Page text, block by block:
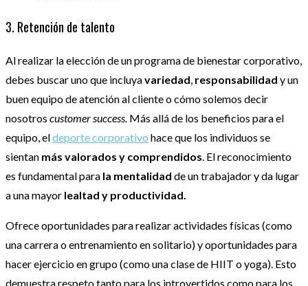
3. Retención de talento
Al realizar la elección de un programa de bienestar corporativo,
debes buscar uno que incluyavariedad, responsabilidad y un
buen equipo de atención al cliente o cómo solemos decir
nosotros customer success. Más allá de los beneficios para el
equipo, eldeporte corporativo hace que los individuos se
sientan más valorados y comprendidos. El reconocimiento
es fundamental para la mentalidad de un trabajador y da lugar
a una mayor lealtad y productividad.
Ofrece oportunidades para realizar actividades físicas (como
una carrera o entrenamiento en solitario) y oportunidades para
hacer ejercicio en grupo (como una clase de HIIT o yoga). Esto
demuestra respeto tanto para los introvertidos como para los